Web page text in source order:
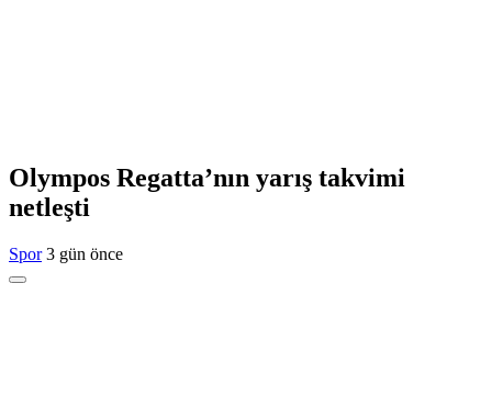
Olympos Regatta’nın yarış takvimi
netleşti
Spor 3 gün önce